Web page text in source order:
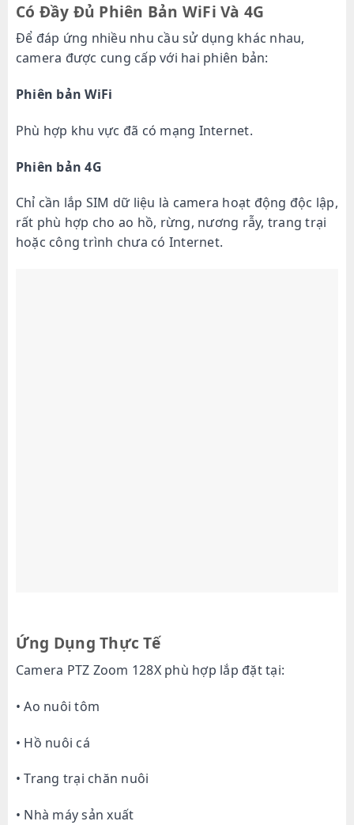
Có Đầy Đủ Phiên Bản WiFi Và 4G
Để đáp ứng nhiều nhu cầu sử dụng khác nhau,
camera được cung cấp với hai phiên bản:
Phiên bản WiFi
Phù hợp khu vực đã có mạng Internet.
Phiên bản 4G
Chỉ cần lắp SIM dữ liệu là camera hoạt động độc lập,
rất phù hợp cho ao hồ, rừng, nương rẫy, trang trại
hoặc công trình chưa có Internet.
Ứng Dụng Thực Tế
Camera PTZ Zoom 128X phù hợp lắp đặt tại:
• Ao nuôi tôm
• Hồ nuôi cá
• Trang trại chăn nuôi
• Nhà máy sản xuất